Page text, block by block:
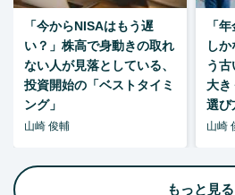
「今からNISAはもう遅
い？」株高で身動きの取れ
ない人が見落としている、
投資開始の「ベストタイミ
ング」
山崎 俊輔
「
し
う
大き
選び
山崎
もっと見る